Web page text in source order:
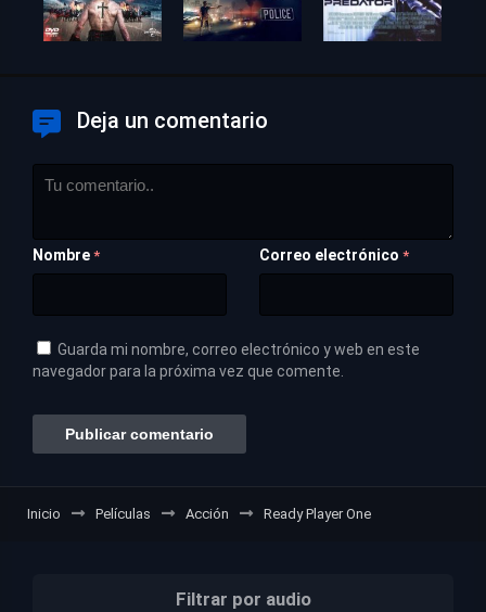
Deja un comentario
Nombre * Correo electrónico *
Guarda mi nombre, correo electrónico y web en este
navegador para la próxima vez que comente.
Inicio Películas Acción Ready Player One
Filtrar por audio